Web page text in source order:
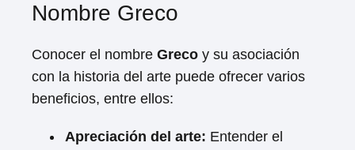
Nombre Greco
Conocer el nombre Greco y su asociación
con la historia del arte puede ofrecer varios
beneficios, entre ellos:
Apreciación del arte: Entender el